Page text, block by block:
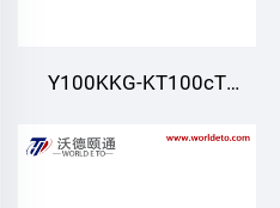
Y100KKG-KT100cT
Tez o'chirish tiristori